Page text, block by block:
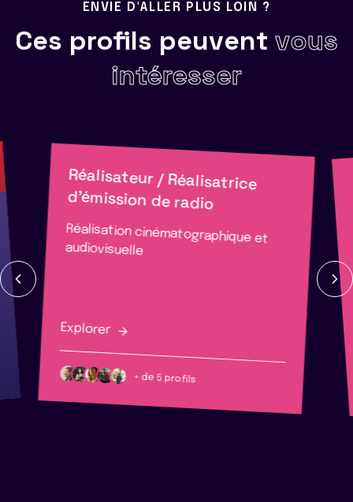
ENVIE D'ALLER PLUS LOIN ?
Ces profils peuvent vous
intéresser
Réalisateur / Réalisatrice
d'émission de radio
Réalisation cinématographique et
audiovisuelle
Explorer
+ de 5 profils